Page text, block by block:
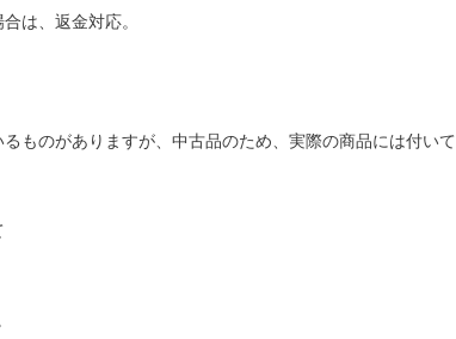
は、返金対応。
ものがありますが、中古品のため、実際の商品には付いて